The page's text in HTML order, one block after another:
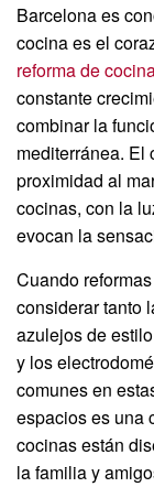
Barcelona es
cocina es el
reforma de
constante
combinar la
mediterránea. El
proximidad al
cocinas, con la
evocan la
Cuando
considerar tanto
azulejos de
y los
comunes en
espacios es una
cocinas están
la familia y